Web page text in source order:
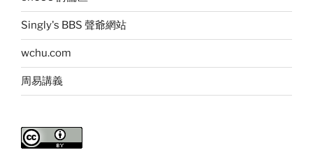
Singly's BBS 聲爺網站
wchu.com
周易講義